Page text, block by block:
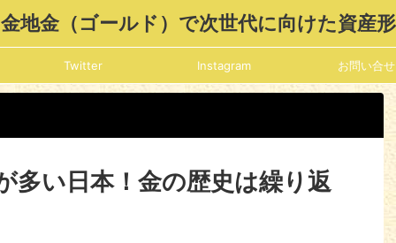
地金（ゴールド）で次世代に向けた資産
Twitter Instagram お問い合せ
多い日本！金の歴史は繰り返